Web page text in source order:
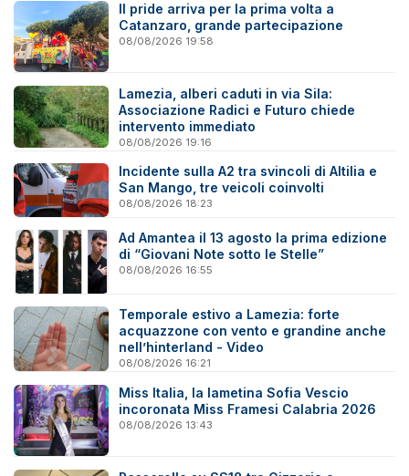
Il pride arriva per la prima volta a
Catanzaro, grande partecipazione
08/08/2026 19:58
Lamezia, alberi caduti in via Sila:
Associazione Radici e Futuro chiede
intervento immediato
08/08/2026 19:16
Incidente sulla A2 tra svincoli di Altilia e
San Mango, tre veicoli coinvolti
08/08/2026 18:23
Ad Amantea il 13 agosto la prima edizione
di “Giovani Note sotto le Stelle”
08/08/2026 16:55
Temporale estivo a Lamezia: forte
acquazzone con vento e grandine anche
nell’hinterland - Video
08/08/2026 16:21
Miss Italia, la lametina Sofia Vescio
incoronata Miss Framesi Calabria 2026
08/08/2026 13:43